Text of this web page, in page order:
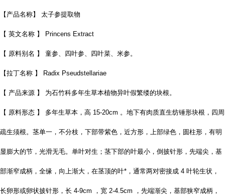
【产品名称】 太子参提取物
【 英文名称 】 Princens Extract
【 原料别名 】 童参、四叶参、四叶菜、米参。
【拉丁名称 】 Radix Pseudstellariae
【 产品来源 】 为石竹科多年生草本植物异叶假繁缕的块根。
【 原料形态 】 多年生草本，高 15-20cm 。地下有肉质直生纺锤形块根，四周
疏生须根。茎单一，不分枝，下部带紫色，近方形，上部绿色，圆柱形，有明
显膨大的节，光滑无毛。单叶对生；茎下部的叶最小，倒披针形，先端尖，基
部渐窄成柄，全缘，向上渐大，在茎顶的叶*，通常两对密接成 4 叶轮生状，
长卵形或卵状披针形，长 4-9cm ，宽 2-4.5cm ，先端渐尖，基部狭窄成柄，